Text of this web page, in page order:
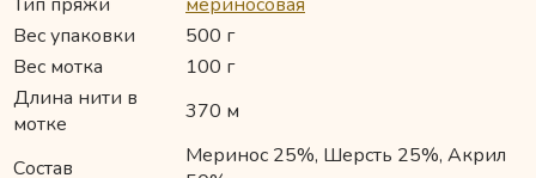
Тип пряжи
мериносовая
Вес упаковки
500 г
Вес мотка
100 г
Длина нити в
мотке
370 м
Состав
Меринос 25%, Шерсть 25%, Акрил